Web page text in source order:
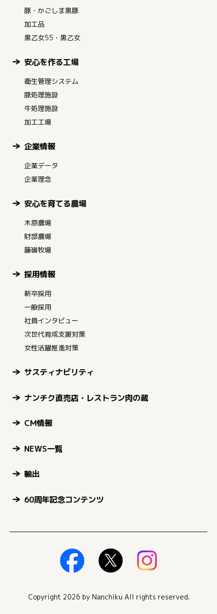
豚・かごしま黒豚
加工品
黒乙女55・黒乙女
安心を作る工場
衛生管理システム
豚処理施設
牛処理施設
加工工場
企業情報
企業データ
企業理念
安心を育てる農場
木原農場
財部農場
藤嶺牧場
採用情報
新卒採用
一般採用
社員インタビュー
次世代育成支援対策
女性活躍推進対策
サスティナビリティ
ナンチク直売店・レストラン肉の蔵
CM情報
NEWS一覧
輸出
60周年記念コンテンツ
Copyright 2026 by Nanchiku All rights reserved.